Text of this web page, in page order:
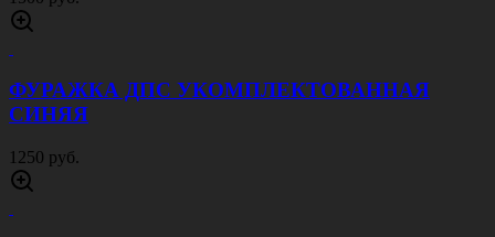
ФУРАЖКА ДПС УКОМПЛЕКТОВАННАЯ
СИНЯЯ
1250 руб.